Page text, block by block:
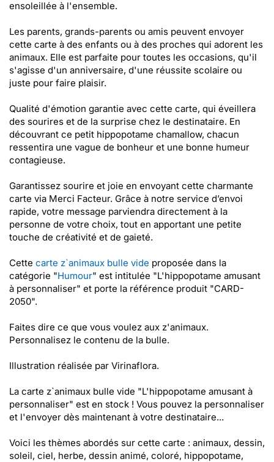
ensoleillée à l'ensemble.
Les parents, grands-parents ou amis peuvent envoyer
cette carte à des enfants ou à des proches qui adorent les
animaux. Elle est parfaite pour toutes les occasions, qu'il
s'agisse d'un anniversaire, d'une réussite scolaire ou
juste pour faire plaisir.
Qualité d'émotion garantie avec cette carte, qui éveillera
des sourires et de la surprise chez le destinataire. En
découvrant ce petit hippopotame chamallow, chacun
ressentira une vague de bonheur et une bonne humeur
contagieuse.
Garantissez sourire et joie en envoyant cette charmante
carte via Merci Facteur. Grâce à notre service d’envoi
rapide, votre message parviendra directement à la
personne de votre choix, tout en apportant une petite
touche de créativité et de gaieté.
Cette carte z`animaux bulle vide proposée dans la
catégorie "Humour" est intitulée "L'hippopotame amusant
à personnaliser" et porte la référence produit "CARD-
2050".
Faites dire ce que vous voulez aux z'animaux.
Personnalisez le contenu de la bulle.
Illustration réalisée par Virinaflora.
La carte z`animaux bulle vide "L'hippopotame amusant à
personnaliser" est en stock ! Vous pouvez la personnaliser
et l'envoyer dès maintenant à votre destinataire...
Voici les thèmes abordés sur cette carte : animaux, dessin,
soleil, ciel, herbe, dessin animé, coloré, hippopotame,